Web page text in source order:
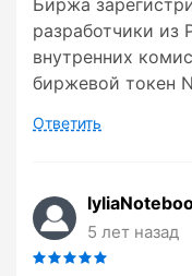
Биржа
разработчики из
внутренних
биржевой токен
Ответить
5 лет назад